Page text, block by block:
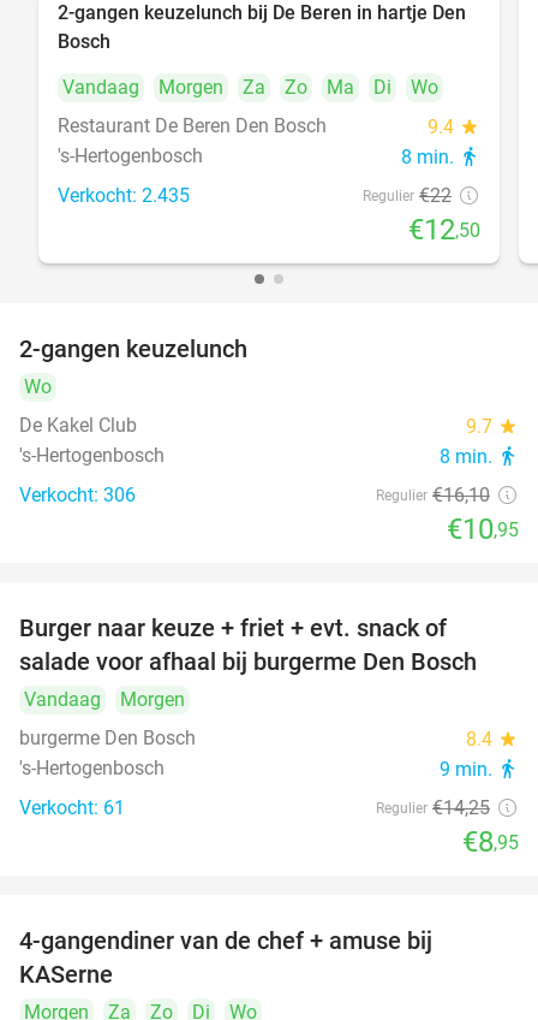
43%
2-gangen keuzelunch bij De Beren in hartje Den
Bosch
Vandaag
Morgen Za Zo Ma Di
Wo
Restaurant De Beren Den Bosch
9.4 star
's-Hertogenbosch 8 min. directions_walk
Verkocht: 2.435 Regulier €22
€12,50
2-gangen keuzelunch
Wo
De Kakel Club
9.7 star
's-Hertogenbosch 8 min. directions_walk
Verkocht: 306 Regulier €16,10
€10,95
Burger naar keuze + friet + evt. snack of
salade voor afhaal bij burgerme Den Bosch
Vandaag
Morgen
burgerme Den Bosch
8.4 star
's-Hertogenbosch 9 min. directions_walk
Verkocht: 61 Regulier €14,25
€8,95
4-gangendiner van de chef + amuse bij
KASerne
Morgen Za Zo Di
Wo